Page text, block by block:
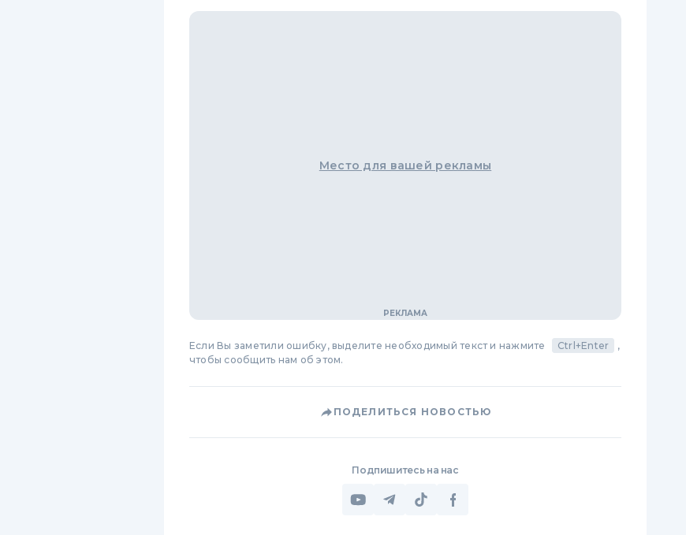
Место для вашей рекламы
Если Вы заметили ошибку, выделите необходимый текст и нажмите Ctrl+Enter
,
чтобы сообщить нам об этом.
ПОДЕЛИТЬСЯ НОВОСТЬЮ
Подпишитесь на нас